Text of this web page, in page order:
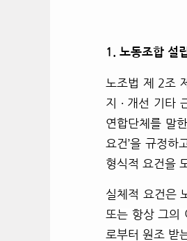
1. 노동조합 설
노조법 제 2조
지 ∙ 개선 기타
연합단체를 말
요건’을 규정
형식적 요건을
실체적 요건은
또는 항상 그의
로부터 원조 받